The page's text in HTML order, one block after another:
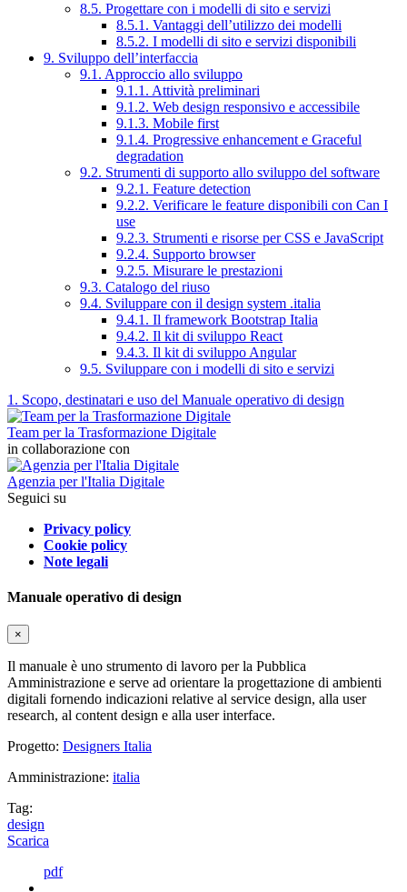
8.5. Progettare con i modelli di sito e servizi
8.5.1. Vantaggi dell’utilizzo dei modelli
8.5.2. I modelli di sito e servizi disponibili
9. Sviluppo dell’interfaccia
9.1. Approccio allo sviluppo
9.1.1. Attività preliminari
9.1.2. Web design responsivo e accessibile
9.1.3. Mobile first
9.1.4. Progressive enhancement e Graceful
degradation
9.2. Strumenti di supporto allo sviluppo del software
9.2.1. Feature detection
9.2.2. Verificare le feature disponibili con Can I
use
9.2.3. Strumenti e risorse per CSS e JavaScript
9.2.4. Supporto browser
9.2.5. Misurare le prestazioni
9.3. Catalogo del riuso
9.4. Sviluppare con il design system .italia
9.4.1. Il framework Bootstrap Italia
9.4.2. Il kit di sviluppo React
9.4.3. Il kit di sviluppo Angular
9.5. Sviluppare con i modelli di sito e servizi
1. Scopo, destinatari e uso del Manuale operativo di design
Team per la Trasformazione Digitale
in collaborazione con
Agenzia per l'Italia Digitale
Seguici su
Privacy policy
Cookie policy
Note legali
Manuale operativo di design
×
Il manuale è uno strumento di lavoro per la Pubblica
Amministrazione e serve ad orientare la progettazione di ambienti
digitali fornendo indicazioni relative al service design, alla user
research, al content design e alla user interface.
Progetto: Designers Italia
Amministrazione: italia
Tag:
design
Scarica
pdf